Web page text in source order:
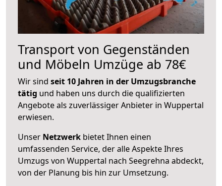
Transport von Gegenständen
und Möbeln Umzüge ab 78€
Wir sind seit 10 Jahren in der Umzugsbranche
tätig und haben uns durch die qualifizierten
Angebote als zuverlässiger Anbieter in Wuppertal
erwiesen.
Unser Netzwerk bietet Ihnen einen
umfassenden Service, der alle Aspekte Ihres
Umzugs von Wuppertal nach Seegrehna abdeckt,
von der Planung bis hin zur Umsetzung.